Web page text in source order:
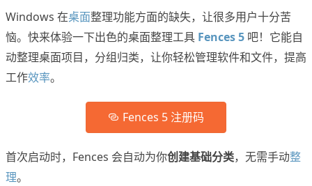
Windows 在桌面整理功能方面的缺失，让很多用户十分苦
恼。快来体验一下出色的桌面整理工具 Fences 5 吧！它能自
动整理桌面项目，分组归类，让你轻松管理软件和文件，提高
工作效率。
Fences 5 注册码
首次启动时，Fences 会自动为你创建基础分类，无需手动整
理。